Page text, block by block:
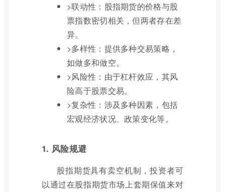
>联动性：股指期货的价格与股
票指数密切相关，但两者存在差
异。
>多样性：提供多种交易策略，
如做多和做空。
>风险性：由于杠杆效应，其风
险高于股票交易。
>复杂性：涉及多种因素，包括
宏观经济状况、政策变化等。
1. 风险规避
股指期货具有卖空机制，投资者可
以通过在股指期货市场上套期保值来对